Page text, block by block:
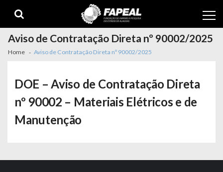
navigation
content
Aviso de Contratação Direta nº 90002/2025
Home Aviso de Contratação Direta nº 90002/2025
DOE – Aviso de Contratação Direta
nº 90002 – Materiais Elétricos e de
Manutenção